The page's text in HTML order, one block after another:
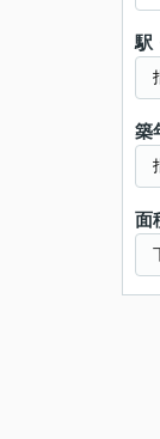
駅
築
面